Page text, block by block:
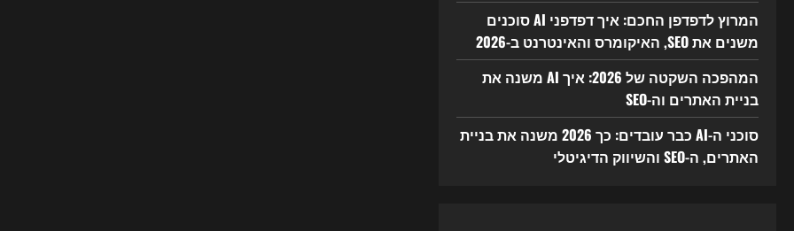
המרוץ לדפדפן החכם: איך דפדפני AI סוכנים
משנים את SEO, האיקומרס והאינטרנט ב-2026
המהפכה השקטה של 2026: איך AI משנה את
בניית האתרים וה-SEO
סוכני ה-AI כבר עובדים: כך 2026 משנה את בניית
האתרים, ה-SEO והשיווק הדיגיטלי